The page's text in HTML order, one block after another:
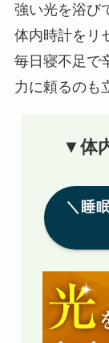
強い光を浴び
体内時計をリ
毎日寝不足で
力に頼るのも
▼体
＼睡